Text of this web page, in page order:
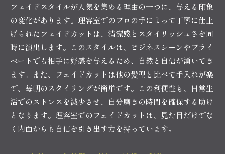
フェイドスタイルが人気を集める理由の一つに、与える印象
の変化があります。理容室でのプロの手によって丁寧に仕上
げられたフェイドカットは、清潔感とスタイリッシュさを同
時に演出します。このスタイルは、ビジネスシーンやプライ
ベートでも相手に好感を与えるため、自然と自信が湧いてき
ます。また、フェイドカットは他の髪型と比べて手入れが楽
で、毎朝のスタイリングが簡単です。この利便性も、日常生
活でのストレスを減少させ、自分磨きの時間を確保する助け
となります。理容室でのフェイドカットは、見た目だけでな
く内面からも自信を引き出す力を持っています。